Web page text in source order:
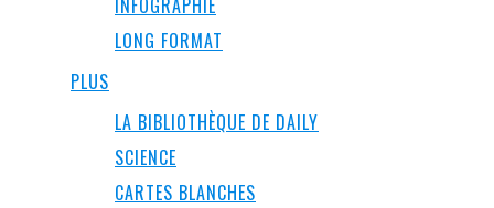
INFOGRAPHIE
LONG FORMAT
PLUS
LA BIBLIOTHÈQUE DE DAILY
SCIENCE
CARTES BLANCHES